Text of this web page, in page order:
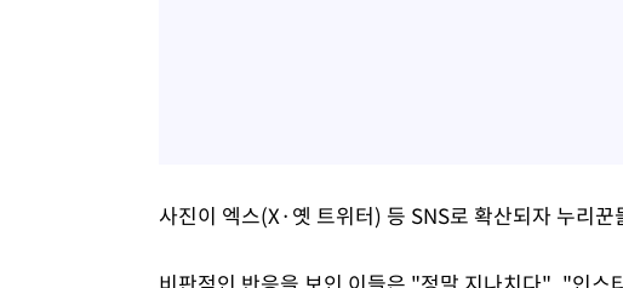
사진이 엑스(X·옛 트위터) 등 SNS로 확산되자 누리